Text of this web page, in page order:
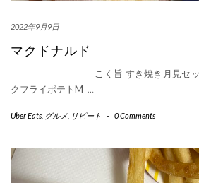
2022年9月9日
マクドナルド
こく旨 すき焼き月見セット サ
クフライポテトM …
Uber Eats グルメ リピート - 0 Comments